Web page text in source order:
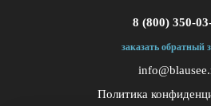
8 (800) 350-
заказать обратный
Политика